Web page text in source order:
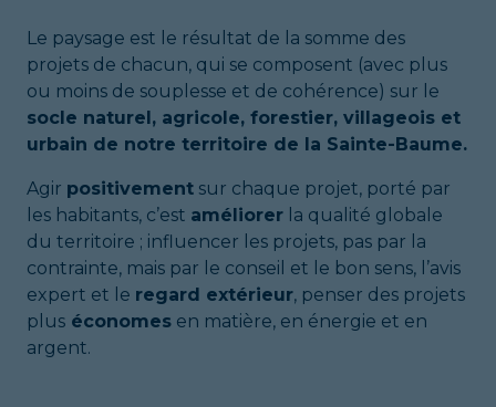
Le paysage est le résultat de la somme des
projets de chacun, qui se composent (avec plus
ou moins de souplesse et de cohérence) sur le
socle naturel, agricole, forestier, villageois et
urbain de notre territoire de la Sainte-Baume.
Agir positivement sur chaque projet, porté par
les habitants, c’est améliorer la qualité globale
du territoire ; influencer les projets, pas par la
contrainte, mais par le conseil et le bon sens, l’avis
expert et le regard extérieur, penser des projets
plus économes en matière, en énergie et en
argent.